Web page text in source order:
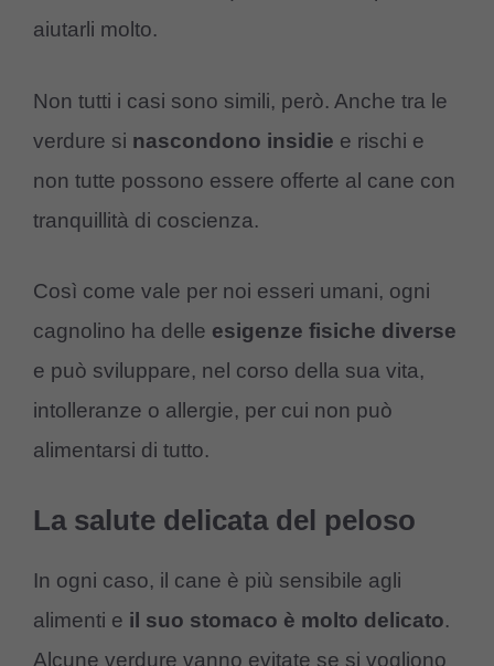
aiutarli molto.
Non tutti i casi sono simili, però. Anche tra le
verdure si nascondono insidie e rischi e
non tutte possono essere offerte al cane con
tranquillità di coscienza.
Così come vale per noi esseri umani, ogni
cagnolino ha delle esigenze fisiche diverse
e può sviluppare, nel corso della sua vita,
intolleranze o allergie, per cui non può
alimentarsi di tutto.
La salute delicata del peloso
In ogni caso, il cane è più sensibile agli
alimenti e il suo stomaco è molto delicato.
Alcune verdure vanno evitate se si vogliono